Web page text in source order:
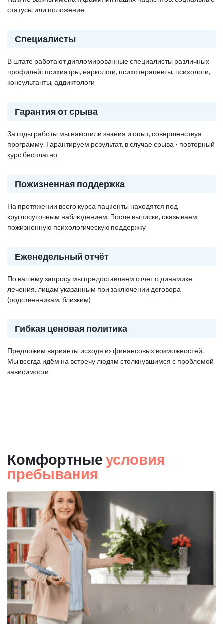
статусы или положение
Специалисты
В штате работают дипломированные специалисты различных
профилей: психиатры, наркологи, психотерапевты, психологи,
консультанты, аддиктологи
Гарантия от срыва
За годы работы мы накопили знания и опыт, совершенствуя
программу. Гарантируем результат, в случае срыва - повторный
курс бесплатно
Пожизненная поддержка
На протяжении всего курса пациенты находятся под
круглосуточным наблюдением. После выписки, оказываем
пожизненную психологическую поддержку
Еженедельный отчёт
По вашему запросу мы предоставляем отчет о динамике
лечения, лицам указанным при заключении договора
(родственникам, близким)
Гибкая ценовая политика
Предложим варианты исходя из финансовых возможностей.
Мы всегда идём на встречу людям столкнувшимся с проблемой
зависимости
Комфортные условия
пребывания